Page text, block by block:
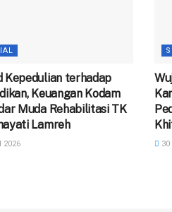
Kepedulian terhadap
Keuangan Kodam
Muda Rehabilitasi TK
Lamreh
2026